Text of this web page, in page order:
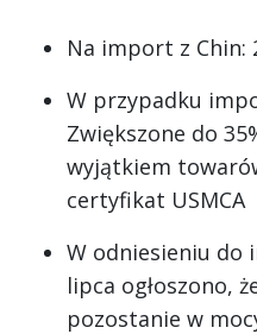
Na import z Chin:
W przypadku
Zwiększone do
wyjątkiem
certyfikat USMCA
W odniesieniu do
lipca ogłoszono,
pozostanie w